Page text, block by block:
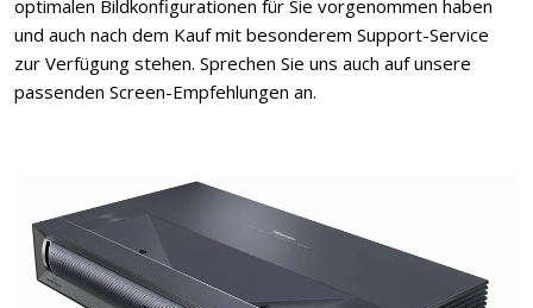
optimalen Bildkonfigurationen für Sie vorgenommen haben
und auch nach dem Kauf mit besonderem Support-Service
zur Verfügung stehen. Sprechen Sie uns auch auf unsere
passenden Screen-Empfehlungen an.